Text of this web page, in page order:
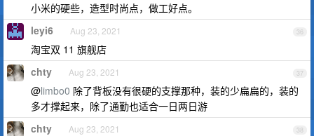
小米的硬些，造型时尚点，做工好点。
36
leyi6 Aug 23, 2021
淘宝双 11 旗舰店
37
chty Aug 23, 2021
@limbo0 除了背板没有很硬的支撑那种，装的少扁扁的，装的
多才撑起来，除了通勤也适合一日两日游
38
chty Aug 23, 2021